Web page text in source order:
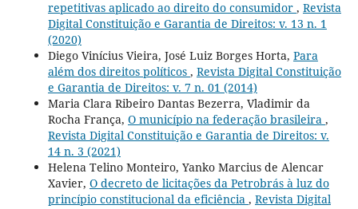
repetitivas aplicado ao direito do consumidor , Revista
Digital Constituição e Garantia de Direitos: v. 13 n. 1
(2020)
Diego Vinícius Vieira, José Luiz Borges Horta, Para
além dos direitos políticos , Revista Digital Constituição
e Garantia de Direitos: v. 7 n. 01 (2014)
Maria Clara Ribeiro Dantas Bezerra, Vladimir da
Rocha França, O município na federação brasileira ,
Revista Digital Constituição e Garantia de Direitos: v.
14 n. 3 (2021)
Helena Telino Monteiro, Yanko Marcius de Alencar
Xavier, O decreto de licitações da Petrobrás à luz do
princípio constitucional da eficiência , Revista Digital